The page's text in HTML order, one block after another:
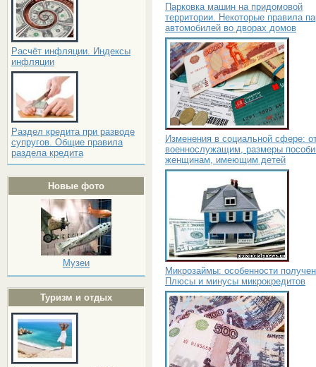
Расчёт инфляции. Индексы
инфляции
Раздел кредита при разводе
супругов. Общие правила
раздела кредита
Новые фото
Музеи
Туризм и отдых
Парковка машин на придомовой
территории. Некоторые правила
автомобилей во дворах домов
Изменения в социальной сфере:
военнослужащим, размеры
женщинам, имеющим детей
Микрозаймы: особенности
Плюсы и минусы микрокредитов